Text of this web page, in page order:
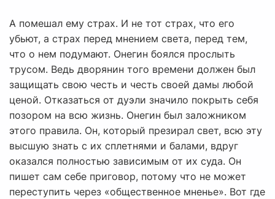
А помешал ему страх. И не тот страх, что его
убьют, а страх перед мнением света, перед тем,
что о нем подумают. Онегин боялся прослыть
трусом. Ведь дворянин того времени должен был
защищать свою честь и честь своей дамы любой
ценой. Отказаться от дуэли значило покрыть себя
позором на всю жизнь. Онегин был заложником
этого правила. Он, который презирал свет, всю эту
высшую знать с их сплетнями и балами, вдруг
оказался полностью зависимым от их суда. Он
пишет сам себе приговор, потому что не может
переступить через «общественное мненье». Вот где